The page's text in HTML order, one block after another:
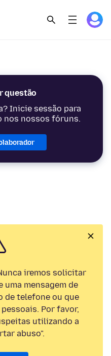
questão
Inicie sessão para
nos nossos fóruns.
iremos solicitar
mensagem de
de telefone ou que
Por favor,
utilizando a
abuso".